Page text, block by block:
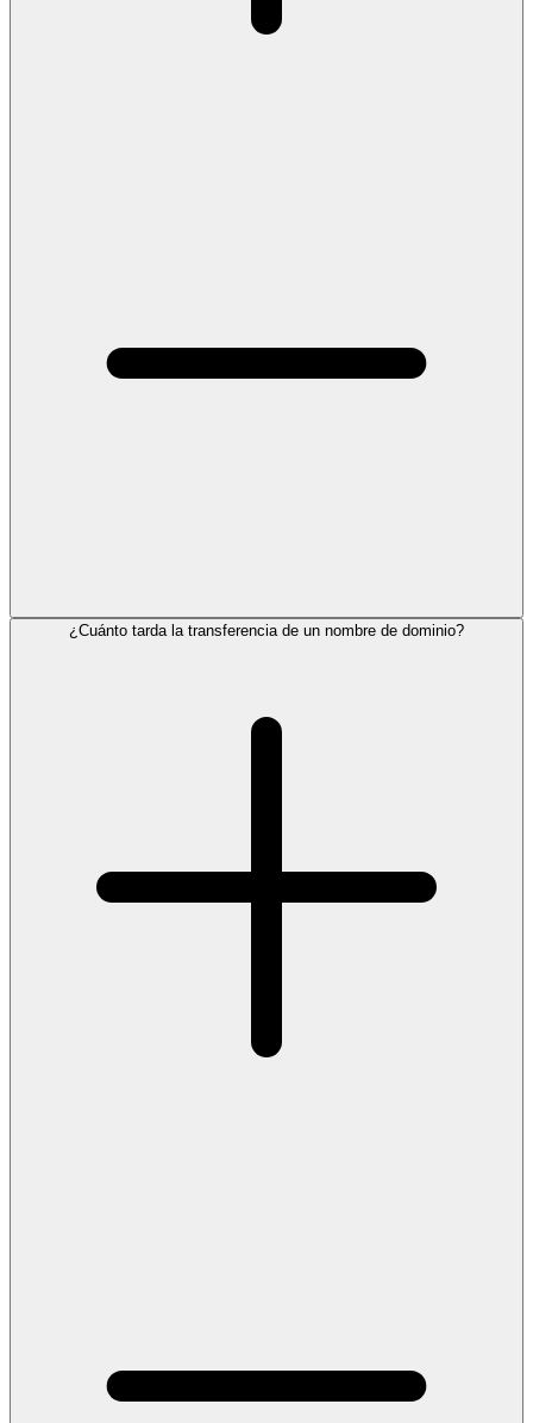
¿Cuánto tarda la transferencia de un nombre de dominio?